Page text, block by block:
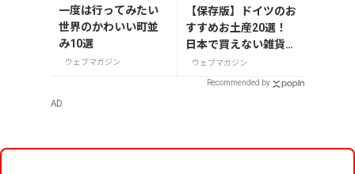
一度は行ってみたい
世界のかわいい町並
み10選
ウェブマガジン
【保存版】ドイツのお
すすめお土産20選！
日本で買えない雑貨か
らお菓子まで徹底紹介
ウェブマガジン
Recommended by
AD